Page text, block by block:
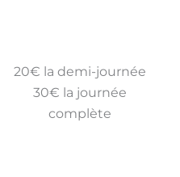
20€ la demi-journée
30€ la journée
complète